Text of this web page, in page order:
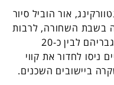
אור הוביל סיור
בשבת השחורה, לרבות
תחנות הקרבות בין בני המקום ומתגבריהם לבין כ-20
ניסו לחדור את קווי
ביישובים השכנים.